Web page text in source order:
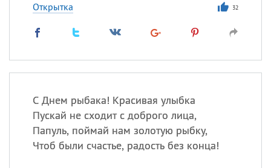
Открытка 32
С Днем рыбака! Красивая улыбка
Пускай не сходит с доброго лица,
Папуль, поймай нам золотую рыбку,
Чтоб были счастье, радость без конца!